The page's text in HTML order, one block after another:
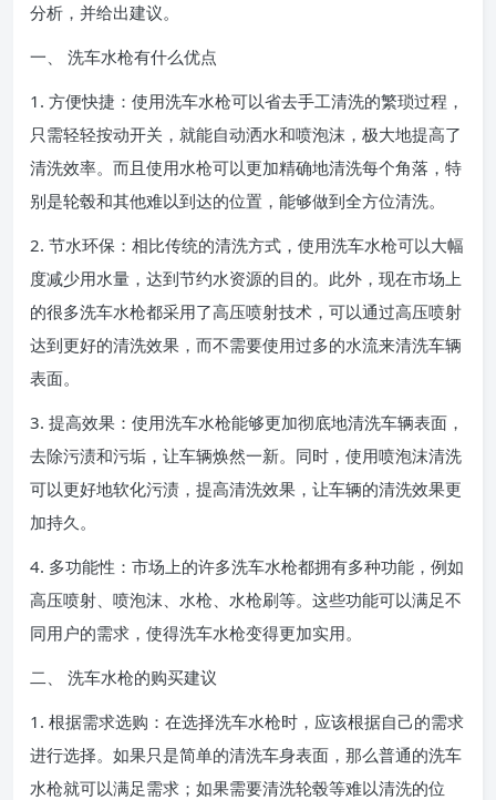
分析，并给出建议。
一、 洗车水枪有什么优点
1. 方便快捷：使用洗车水枪可以省去手工清洗的繁琐过程，
只需轻轻按动开关，就能自动洒水和喷泡沫，极大地提高了
清洗效率。而且使用水枪可以更加精确地清洗每个角落，特
别是轮毂和其他难以到达的位置，能够做到全方位清洗。
2. 节水环保：相比传统的清洗方式，使用洗车水枪可以大幅
度减少用水量，达到节约水资源的目的。此外，现在市场上
的很多洗车水枪都采用了高压喷射技术，可以通过高压喷射
达到更好的清洗效果，而不需要使用过多的水流来清洗车辆
表面。
3. 提高效果：使用洗车水枪能够更加彻底地清洗车辆表面，
去除污渍和污垢，让车辆焕然一新。同时，使用喷泡沫清洗
可以更好地软化污渍，提高清洗效果，让车辆的清洗效果更
加持久。
4. 多功能性：市场上的许多洗车水枪都拥有多种功能，例如
高压喷射、喷泡沫、水枪、水枪刷等。这些功能可以满足不
同用户的需求，使得洗车水枪变得更加实用。
二、 洗车水枪的购买建议
1. 根据需求选购：在选择洗车水枪时，应该根据自己的需求
进行选择。如果只是简单的清洗车身表面，那么普通的洗车
水枪就可以满足需求；如果需要清洗轮毂等难以清洗的位